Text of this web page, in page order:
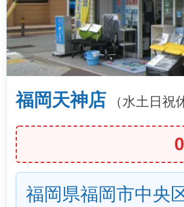
福岡天神店 （水土日祝
福岡県福岡市中央